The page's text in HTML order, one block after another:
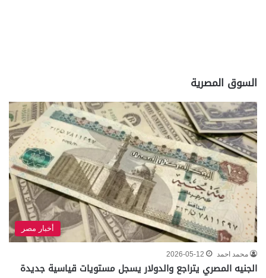
السوق المصرية
أخبار مصر
محمد احمد 2026-05-12
الجنيه المصري يتراجع والدولار يسجل مستويات قياسية جديدة